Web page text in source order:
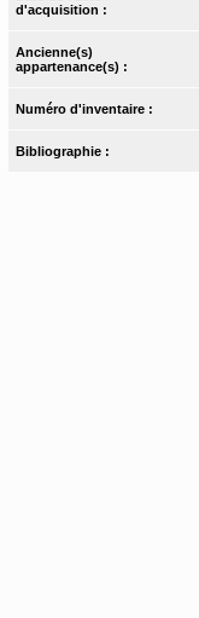
d'acquisition :
Ancienne(s)
appartenance(s) :
Numéro d'inventaire :
Bibliographie :